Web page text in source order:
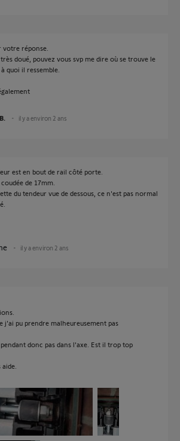
votre réponse.
doué, pouvez vous svp me dire où se trouve le
quoi il ressemble.
il y a environ 2 ans
est en bout de rail côté porte.
de 17mm.
du tendeur vue de dessous, ce n'est pas normal
il y a environ 2 ans
j'ai pu prendre malheureusement pas
donc pas dans l'axe. Est il trop top